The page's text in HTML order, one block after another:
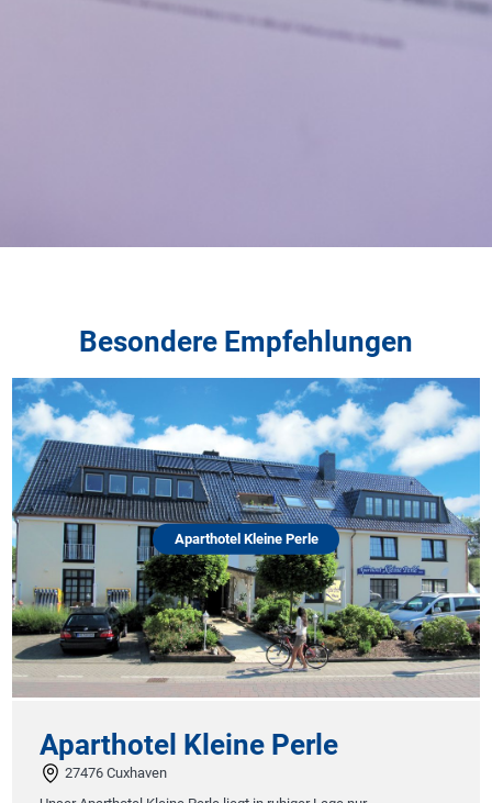
Besondere Empfehlungen
Aparthotel Kleine Perle
Aparthotel Kleine Perle
27476 Cuxhaven